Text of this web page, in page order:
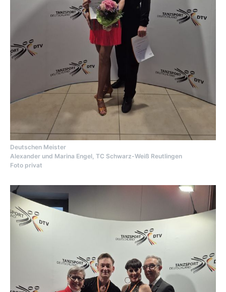
Deutschen Meister
Alexander und Marina Engel, TC Schwarz-Weiß Reutlingen
Foto privat